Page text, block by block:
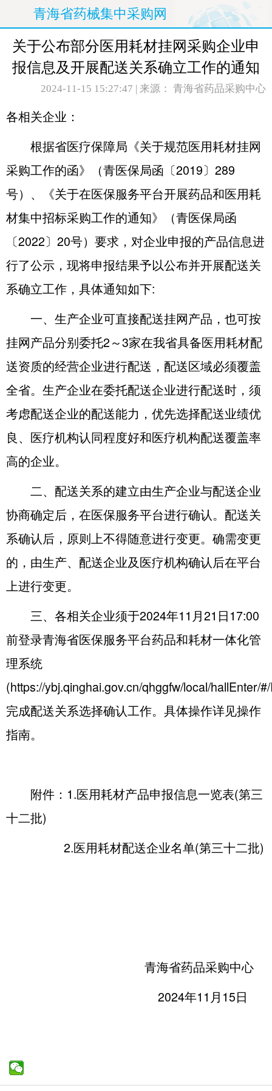
青海省药械集中采购网
关于公布部分医用耗材挂网采购企业申
报信息及开展配送关系确立工作的通知
2024-11-15 15:27:47 | 来源： 青海省药品采购中心
各相关企业：
根据省医疗保障局《关于规范医用耗材挂网
采购工作的函》（青医保局函〔2019〕289
号）、《关于在医保服务平台开展药品和医用耗
材集中招标采购工作的通知》（青医保局函
〔2022〕20号）要求，对企业申报的产品信息进
行了公示，现将申报结果予以公布并开展配送关
系确立工作，具体通知如下:
一、生产企业可直接配送挂网产品，也可按
挂网产品分别委托2～3家在我省具备医用耗材配
送资质的经营企业进行配送，配送区域必须覆盖
全省。生产企业在委托配送企业进行配送时，须
考虑配送企业的配送能力，优先选择配送业绩优
良、医疗机构认同程度好和医疗机构配送覆盖率
高的企业。
二、配送关系的建立由生产企业与配送企业
协商确定后，在医保服务平台进行确认。配送关
系确认后，原则上不得随意进行变更。确需变更
的，由生产、配送企业及医疗机构确认后在平台
上进行变更。
三、各相关企业须于2024年11月21日17:00
前登录青海省医保服务平台药品和耗材一体化管
理系统
(https://ybj.qinghai.gov.cn/qhggfw/local/hallEnter/
完成配送关系选择确认工作。具体操作详见操作
指南。
附件： 1.医用耗材产品申报信息一览表(第三
十二批)
2.医用耗材配送企业名单(第三十二批)
青海省药品采购中心
2024年11月15日